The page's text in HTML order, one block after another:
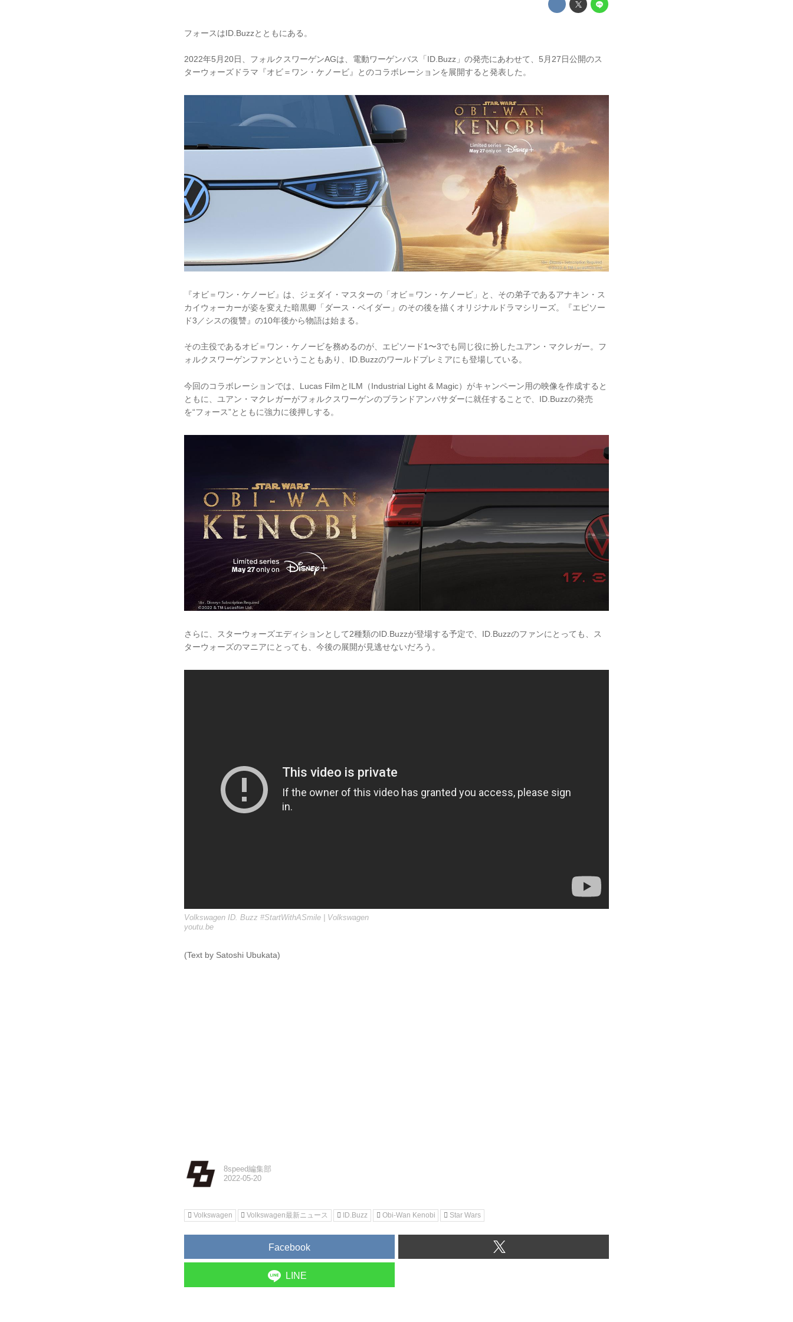
フォースはID.Buzzとともにある。
2022年5月20日、フォルクスワーゲンAGは、電動ワーゲンバス「ID.Buzz」の発売にあわせて、5月27日公開のス
ターウォーズドラマ『オビ＝ワン・ケノービ』とのコラボレーションを展開すると発表した。
『オビ＝ワン・ケノービ』は、ジェダイ・マスターの「オビ＝ワン・ケノービ」と、その弟子であるアナキン・ス
カイウォーカーが姿を変えた暗黒卿「ダース・ベイダー」のその後を描くオリジナルドラマシリーズ。『エピソー
ド3／シスの復讐』の10年後から物語は始まる。
その主役であるオビ＝ワン・ケノービを務めるのが、エピソード1〜3でも同じ役に扮したユアン・マクレガー。フ
ォルクスワーゲンファンということもあり、ID.Buzzのワールドプレミアにも登場している。
今回のコラボレーションでは、Lucas FilmとILM（Industrial Light & Magic）がキャンペーン用の映像を作成すると
ともに、ユアン・マクレガーがフォルクスワーゲンのブランドアンバサダーに就任することで、ID.Buzzの発売
を“フォース”とともに強力に後押しする。
さらに、スターウォーズエディションとして2種類のID.Buzzが登場する予定で、ID.Buzzのファンにとっても、ス
ターウォーズのマニアにとっても、今後の展開が見逃せないだろう。
Volkswagen ID. Buzz #StartWithASmile | Volkswagen
youtu.be
(Text by Satoshi Ubukata)
8speed編集部
Volkswagen Volkswagen最新ニュース ID.Buzz Obi-Wan Kenobi Star Wars
Facebook
LINE